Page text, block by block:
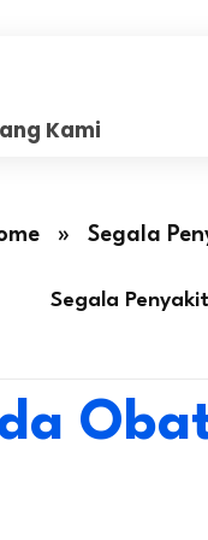
Kami
» Segala
Segala